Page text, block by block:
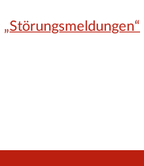
„Störungsmeldungen“